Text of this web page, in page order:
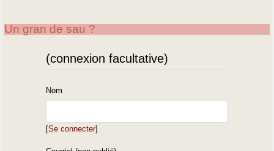
Un gran de sau ?
(connexion facultative)
Nom
[Se connecter]